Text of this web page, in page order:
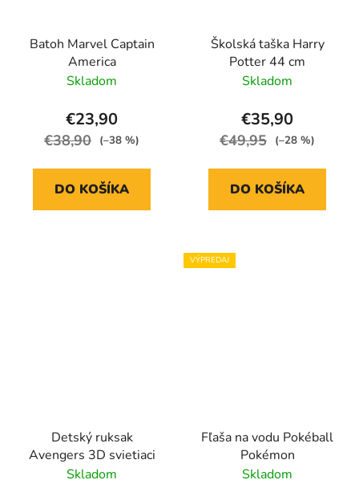
Batoh Marvel Captain
America
Skladom
€23,90
€38,90 (–38 %)
DO KOŠÍKA
Školská taška Harry
Potter 44 cm
Skladom
€35,90
€49,95 (–28 %)
DO KOŠÍKA
Detský ruksak
Avengers 3D svietiaci
Skladom
VÝPREDAJ
Fľaša na vodu Pokéball
Pokémon
Skladom